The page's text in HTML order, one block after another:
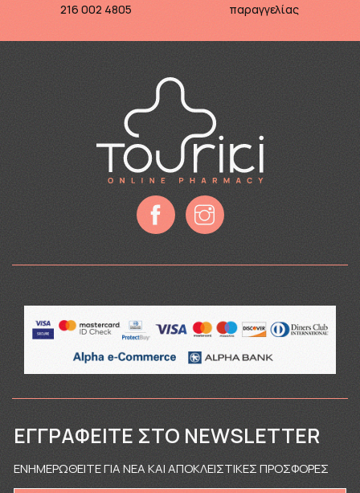
216 002 4805
παραγγελίας
ΕΓΓΡΑΦΕΊΤΕ ΣΤΟ NEWSLETTER
ΕΝΗΜΕΡΩΘΕΙΤΕ ΓΙΑ ΝΕΑ ΚΑΙ ΑΠΟΚΛΕΙΣΤΙΚΕΣ ΠΡΟΣΦΟΡΕΣ